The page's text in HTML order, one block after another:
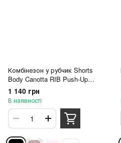
Комбінезон у рубчик Shorts
Body Canotta RIB Push-Up
model 108 Nero (чорний) - S
1 140 грн
В наявності